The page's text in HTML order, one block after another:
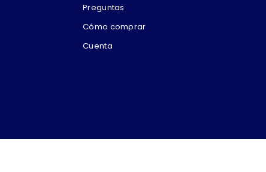
Preguntas
Cómo comprar
Cuenta